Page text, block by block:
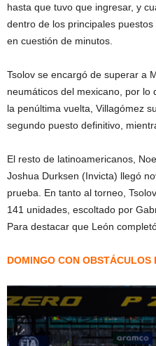
hasta que tuvo que ingresar, y
dentro de los principales
en cuestión de minutos.
Tsolov se encargó de superar a
neumáticos del mexicano, por lo
la penúltima vuelta, Villagómez
segundo puesto definitivo,
El resto de latinoamericanos,
Joshua Durksen (Invicta) llegó
prueba. En tanto al torneo,
141 unidades, escoltado por
Para destacar que León
DOMINGO CON OBSTÁCULOS